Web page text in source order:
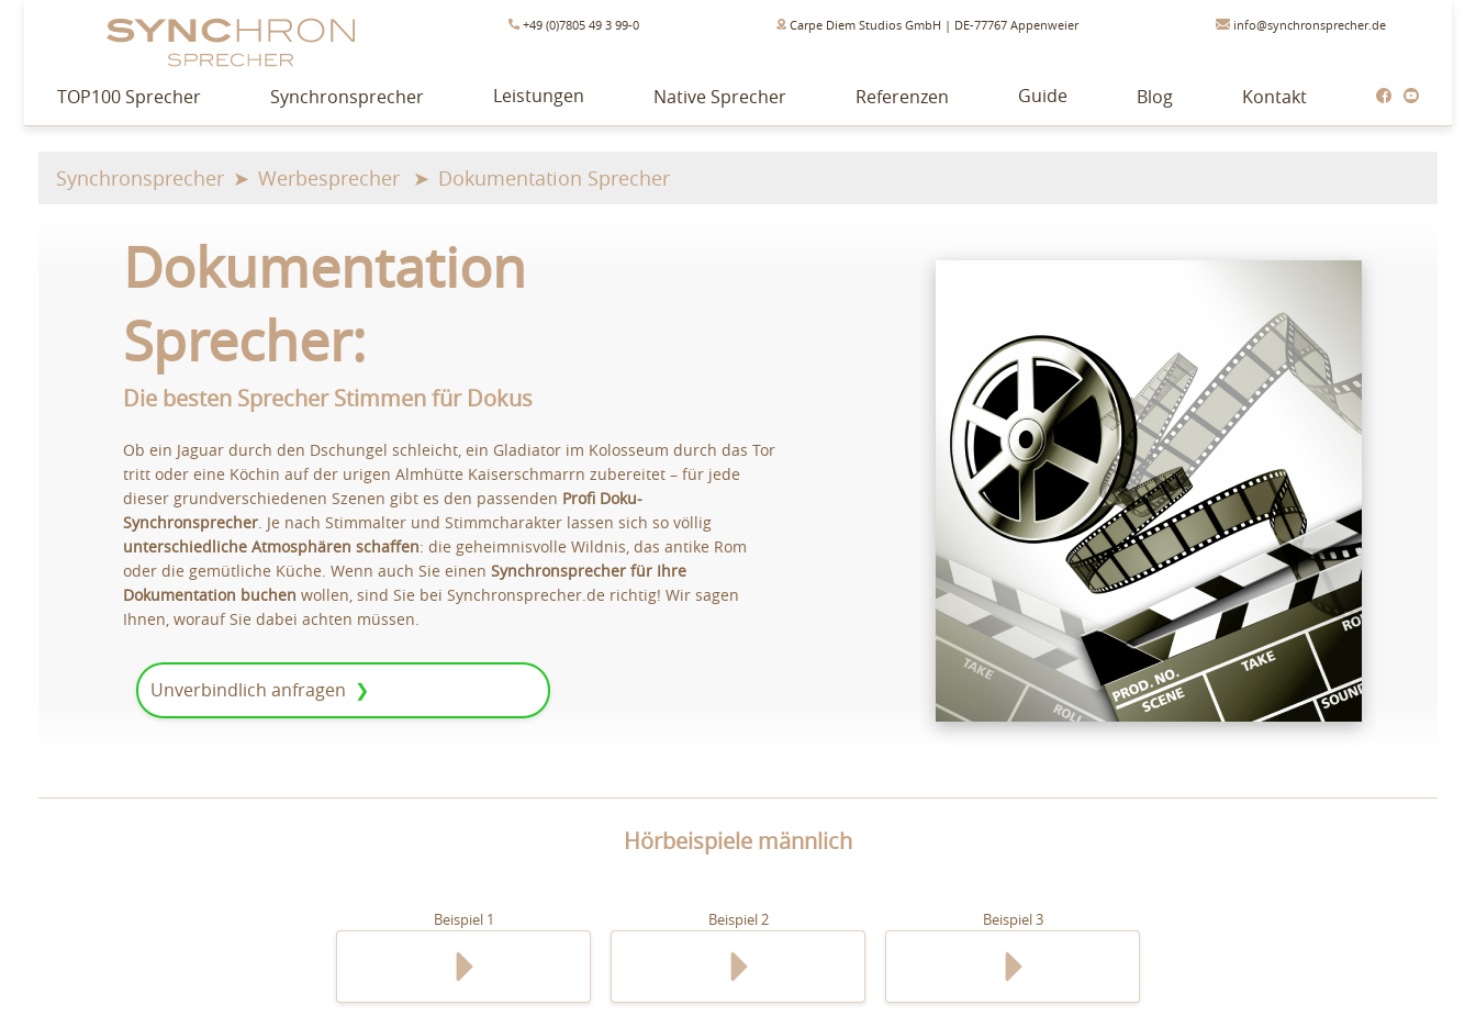
+49 (0)7805 49 3 99-0 Carpe Diem Studios GmbH | DE-77767 Appenweier info@synchronsprecher.de
TOP100 Sprecher Synchronsprecher Leistungen Native Sprecher Referenzen Guide Blog Kontakt
Synchronsprecher Werbesprecher Dokumentation Sprecher
Dokumentation
Sprecher:
Die besten Sprecher Stimmen für Dokus
Ob ein Jaguar durch den Dschungel schleicht, ein Gladiator im Kolosseum durch das Tor
tritt oder eine Köchin auf der urigen Almhütte Kaiserschmarrn zubereitet – für jede
dieser grundverschiedenen Szenen gibt es den passenden Profi Doku-
Synchronsprecher. Je nach Stimmalter und Stimmcharakter lassen sich so völlig
unterschiedliche Atmosphären schaffen: die geheimnisvolle Wildnis, das antike Rom
oder die gemütliche Küche. Wenn auch Sie einen Synchronsprecher für Ihre
Dokumentation buchen wollen, sind Sie bei Synchronsprecher.de richtig! Wir sagen
Ihnen, worauf Sie dabei achten müssen.
Unverbindlich anfragen
Hörbeispiele männlich
Beispiel 1 Beispiel 2 Beispiel 3